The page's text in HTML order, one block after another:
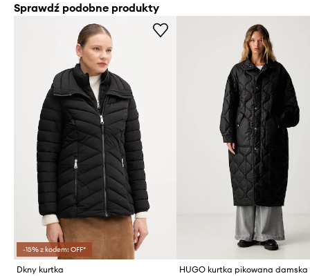
Sprawdź podobne produkty
-15% z kodem: OFF*
Dkny kurtka
HUGO kurtka pikowana damska